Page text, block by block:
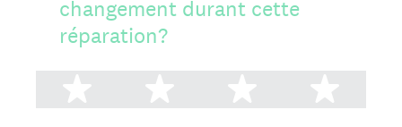
changement durant cette
réparation?
1 étoile 2 étoiles 3 étoiles